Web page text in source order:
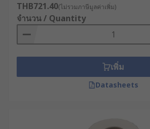
สติ๊กเกอร์กระดาษ (Paper Label
กับงานทั่วไป เช่น ฉลากสินค้า ฉลา
ใบปะหน้าในงานขนส่ง พิมพ์ได้ทั้งร
Thermal และ Inkjet ราคาประหยั
งานปริมาณมาก
สติ๊กเกอร์ฟิล์ม (Film / Synthetic
ผลิตจากวัสดุอย่าง PP, PET, หรือ
THB721.40(ไม่รวมภาษีมูลค่าเพิ่ม)
จำนวน / Quantity
เพิ่ม
Datasheets